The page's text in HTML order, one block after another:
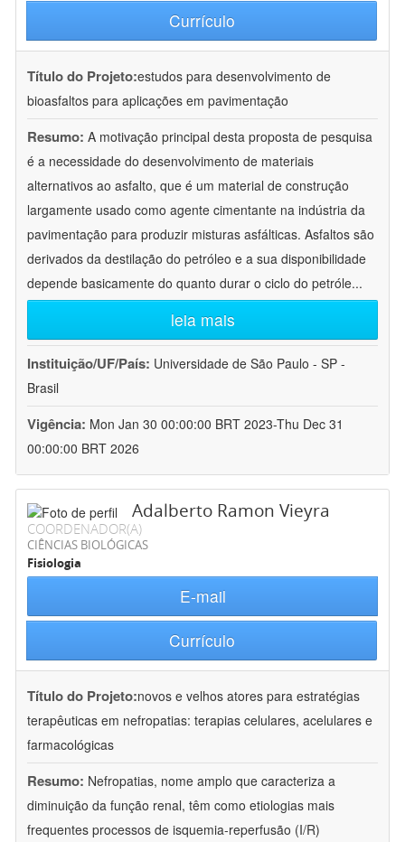
Currículo
Título do Projeto:estudos para desenvolvimento de
bioasfaltos para aplicações em pavimentação
Resumo: A motivação principal desta proposta de pesquisa
é a necessidade do desenvolvimento de materiais
alternativos ao asfalto, que é um material de construção
largamente usado como agente cimentante na indústria da
pavimentação para produzir misturas asfálticas. Asfaltos são
derivados da destilação do petróleo e a sua disponibilidade
depende basicamente do quanto durar o ciclo do petróle...
leia mais
Instituição/UF/País: Universidade de São Paulo - SP -
Brasil
Vigência: Mon Jan 30 00:00:00 BRT 2023-Thu Dec 31
00:00:00 BRT 2026
Adalberto Ramon Vieyra
COORDENADOR(A)
CIÊNCIAS BIOLÓGICAS
Fisiologia
E-mail
Currículo
Título do Projeto:novos e velhos atores para estratégias
terapêuticas em nefropatias: terapias celulares, acelulares e
farmacológicas
Resumo: Nefropatias, nome amplo que caracteriza a
diminuição da função renal, têm como etiologias mais
frequentes processos de isquemia-reperfusão (I/R)